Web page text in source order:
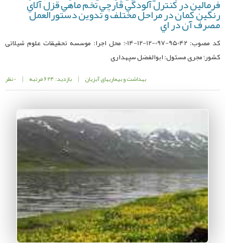
فرمالين در کنترل آلودگي قارچي تخم ماهي قزل آلاي
رنگين کمان در مراحل مختلف و تدوين دستورالعمل
مصرف آن در اي
کد مصوب: 95042-097-12-12-014؛ محل اجرا: موسسه تحقیقات علوم شیلاتی
کشور؛ مجری مسئول: ابوالفضل سپهداری
بهداشت و بیماریهای آبزیان | بازدید: 624 مرتبه | 0 نظر